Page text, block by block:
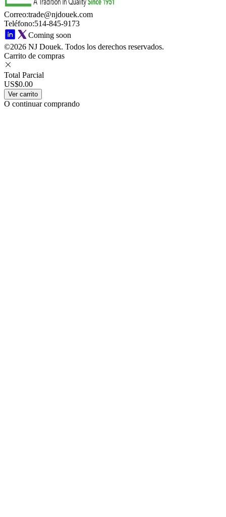
Correo:trade@njdouek.com
Teléfono:514-845-9173
Coming soon
©2026 NJ Douek. Todos los derechos reservados.
Carrito de compras
Total Parcial
US$0.00
Ver carrito
O continuar comprando